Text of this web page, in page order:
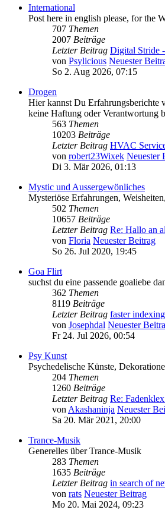
International
Post here in english please, for the
707 Themen
2007 Beiträge
Letzter Beitrag Digital Stride
von Psylicious Neuester
So 2. Aug 2026, 07:15
Drogen
Hier kannst Du Erfahrungsberichte
keine Haftung oder Verantwortung
563 Themen
10203 Beiträge
Letzter Beitrag HVAC
von robert23Wixek Neuester
Di 3. Mär 2026, 01:13
Mystic und Aussergewönliches
Mysteriöse Erfahrungen,
502 Themen
10657 Beiträge
Letzter Beitrag Re: Hallo an
von Floria Neuester Beitrag
So 26. Jul 2020, 19:45
Goa Flirt
suchst du eine passende goaliebe
362 Themen
8119 Beiträge
Letzter Beitrag faster indexing
von Josephdal Neuester
Fr 24. Jul 2026, 00:54
Psy Kunst
Psychedelische Künste,
204 Themen
1260 Beiträge
Letzter Beitrag Re:
vonAkashaninja Neuester
Sa 20. Mär 2021, 20:00
Trance-Musik
Generelles über Trance-Musik
283 Themen
1635 Beiträge
Letzter Beitrag in search of
von rats Neuester Beitrag
Mo 20. Mai 2024, 09:23